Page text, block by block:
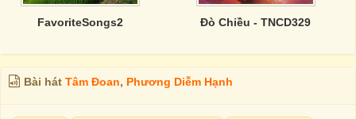
FavoriteSongs2 Đò Chiều - TNCD329
Bài hát Tâm Đoan, Phương Diễm Hạnh